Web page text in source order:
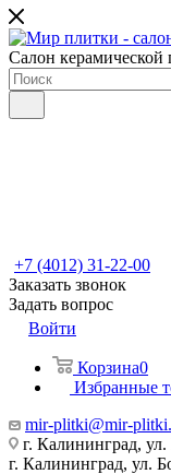
Салон керамической
+7 (4012) 31-22-00
Заказать звонок
Задать вопрос
Войти
Корзина0
Избранные
mir-plitki@mir-
г. Калининград,
г. Калининград, ул.